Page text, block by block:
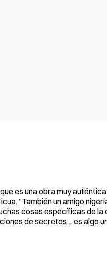
es una obra muy
“También un amigo
cosas específicas de la
de secretos… es algo